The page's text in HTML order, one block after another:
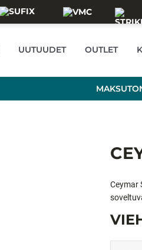
UUTUUDET OUTLET
Ceymar